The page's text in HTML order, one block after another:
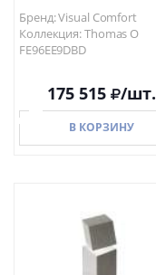
Бренд: Visual Comfort
Коллекция: Thomas O
FE96EE9DBD
175 515 /шт.
В КОРЗИНУ
В КОРЗИНУ